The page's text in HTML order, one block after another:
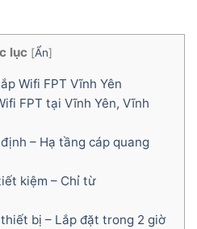
lục [Ẩn]
Wifi FPT Vĩnh Yên
FPT tại Vĩnh Yên, Vĩnh
– Hạ tầng cáp quang
kiệm – Chỉ từ
bị – Lắp đặt trong 2 giờ